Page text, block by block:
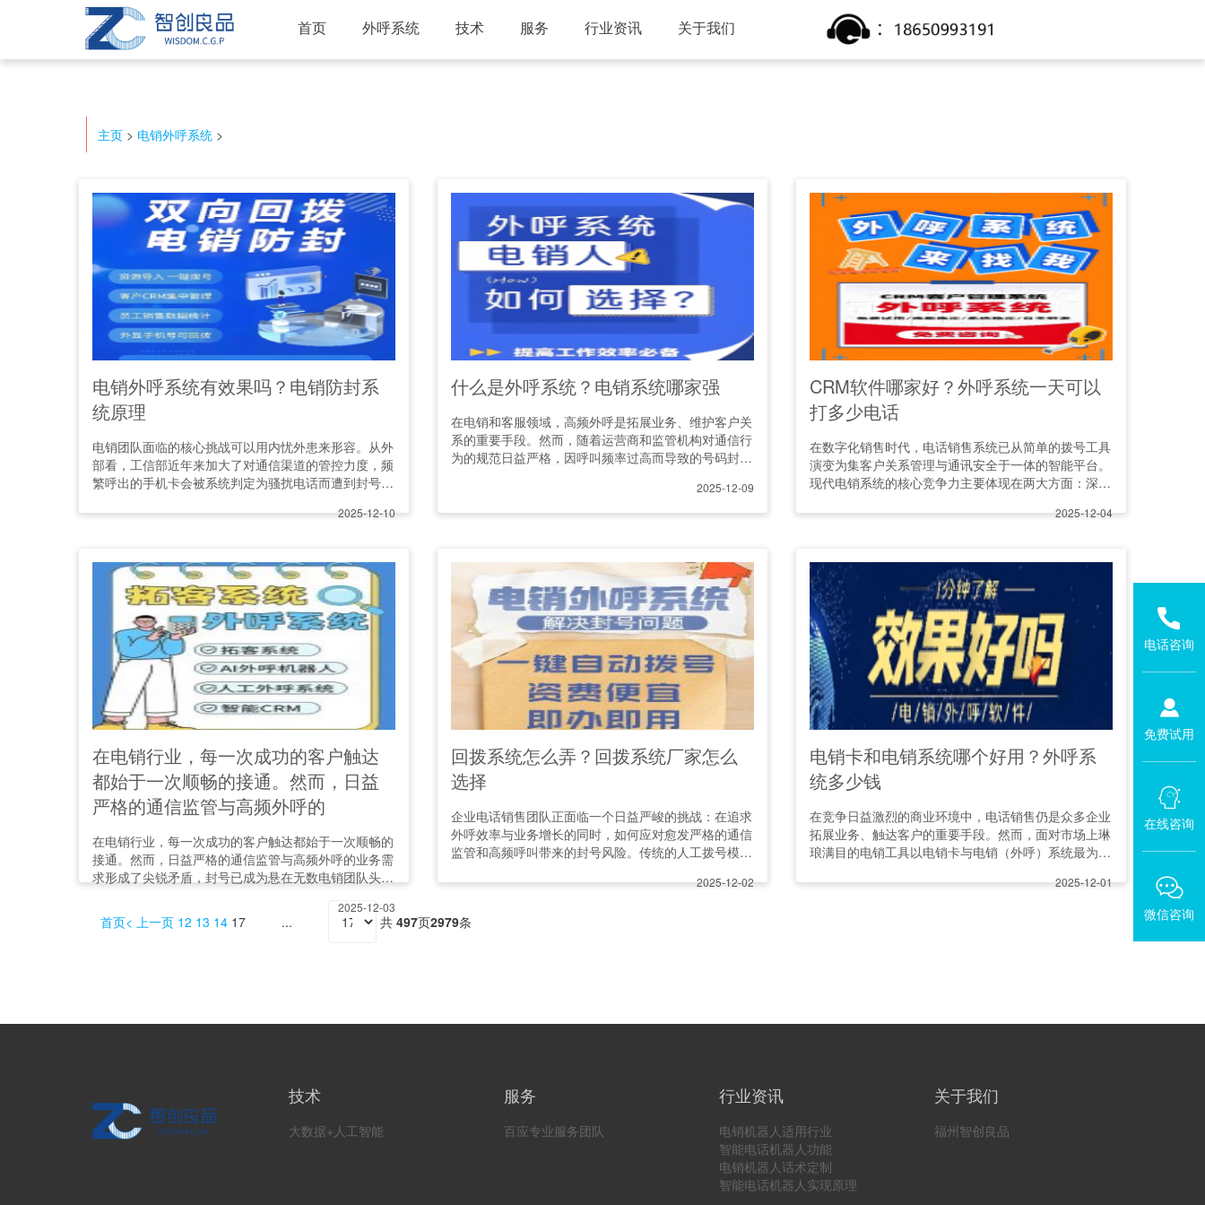
首页 外呼系统 技术 服务 行业资讯 关于我们
电话咨询
免费试用
在线咨询
微信咨询
主页 > 电销外呼系统 >
电销外呼系统有效果吗？电销防封系
统原理
电销团队面临的核心挑战可以用内忧外患来形容。从外
部看，工信部近年来加大了对通信渠道的管控力度，频
繁呼出的手机卡会被系统判定为骚扰电话而遭到封号。
2025-12-10
什么是外呼系统？电销系统哪家强
在电销和客服领域，高频外呼是拓展业务、维护客户关
系的重要手段。然而，随着运营商和监管机构对通信行
为的规范日益严格，因呼叫频率过高而导致的号码封禁
2025-12-09
CRM软件哪家好？外呼系统一天可以
打多少电话
在数字化销售时代，电话销售系统已从简单的拨号工具
演变为集客户关系管理与通讯安全于一体的智能平台。
现代电销系统的核心竞争力主要体现在两大方面：深度
2025-12-04
在电销行业，每一次成功的客户触达
都始于一次顺畅的接通。然而，日益
严格的通信监管与高频外呼的
在电销行业，每一次成功的客户触达都始于一次顺畅的
接通。然而，日益严格的通信监管与高频外呼的业务需
求形成了尖锐矛盾，封号已成为悬在无数电销团队头上
2025-12-03
回拨系统怎么弄？回拨系统厂家怎么
选择
企业电话销售团队正面临一个日益严峻的挑战：在追求
外呼效率与业务增长的同时，如何应对愈发严格的通信
监管和高频呼叫带来的封号风险。传统的人工拨号模式
2025-12-02
电销卡和电销系统哪个好用？外呼系
统多少钱
在竞争日益激烈的商业环境中，电话销售仍是众多企业
拓展业务、触达客户的重要手段。然而，面对市场上琳
琅满目的电销工具以电销卡与电销（外呼）系统最为典
2025-12-01
首页 上一页 12 13 14 17 共 497页2979条
技术
大数据+人工智能
服务
百应专业服务团队
行业资讯
电销机器人适用行业
智能电话机器人功能
电销机器人话术定制
智能电话机器人实现原理
关于我们
福州智创良品